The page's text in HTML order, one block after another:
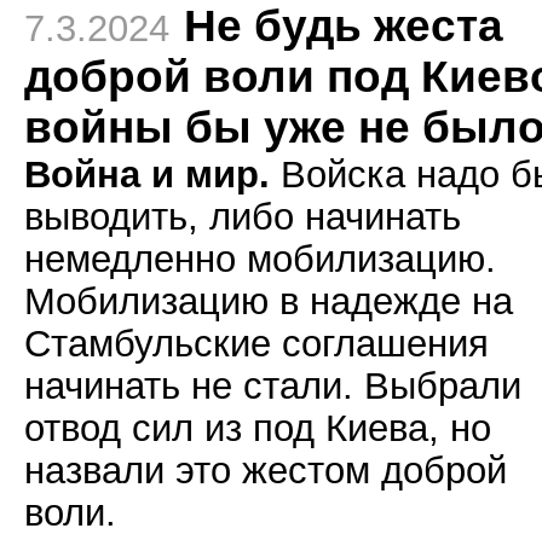
7.3.2024 Не будь жеста
доброй воли под
войны бы уже не
Война и мир. Войска надо
выводить, либо начинать
немедленно мобилизацию.
Мобилизацию в надежде на
Стамбульские соглашения
начинать не стали. Выбрали
отвод сил из под Киева, но
назвали это жестом доброй
воли.